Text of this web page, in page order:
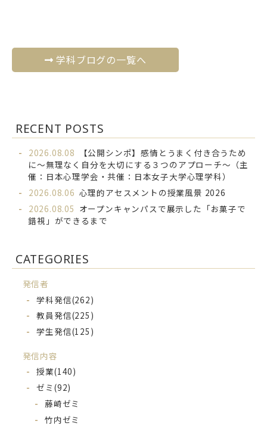
学科ブログの一覧へ
RECENT POSTS
2026.08.08
【公開シンポ】感情とうまく付き合うため
に～無理なく自分を大切にする３つのアプローチ～（主
催：日本心理学会・共催：日本女子大学心理学科）
2026.08.06 心理的アセスメントの授業風景 2026
2026.08.05 オープンキャンパスで展示した「お菓子で
錯視」ができるまで
CATEGORIES
発信者
学科発信(262)
教員発信(225)
学生発信(125)
発信内容
授業(140)
ゼミ(92)
藤崎ゼミ
竹内ゼミ